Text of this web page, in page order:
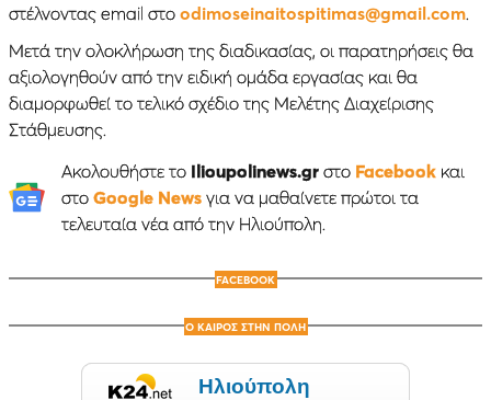
στέλνοντας email στο odimoseinaitospitimas@gmail.com.
Μετά την ολοκλήρωση της διαδικασίας, οι παρατηρήσεις θα
αξιολογηθούν από την ειδική ομάδα εργασίας και θα
διαμορφωθεί το τελικό σχέδιο της Μελέτης Διαχείρισης
Στάθμευσης.
Ακολουθήστε το Ilioupolinews.grστο Facebookκαι
στο Google Newsγια να μαθαίνετε πρώτοι τα
τελευταία νέα από την Ηλιούπολη.
FACEBOOK
Ο ΚΑΙΡΟΣ ΣΤΗΝ ΠΟΛΗ